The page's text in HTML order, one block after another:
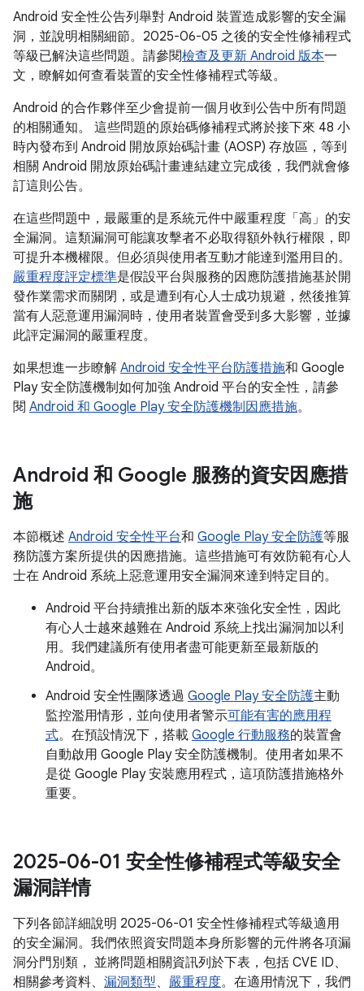
Android 安全性公告列舉對 Android 裝置造成影響的安全漏
洞，並說明相關細節。2025-06-05 之後的安全性修補程式
等級已解決這些問題。請參閱檢查及更新 Android 版本一
文，瞭解如何查看裝置的安全性修補程式等級。
Android 的合作夥伴至少會提前一個月收到公告中所有問題
的相關通知。 這些問題的原始碼修補程式將於接下來 48 小
時內發布到 Android 開放原始碼計畫 (AOSP) 存放區，等到
相關 Android 開放原始碼計畫連結建立完成後，我們就會修
訂這則公告。
在這些問題中，最嚴重的是系統元件中嚴重程度「高」的安
全漏洞。這類漏洞可能讓攻擊者不必取得額外執行權限，即
可提升本機權限。但必須與使用者互動才能達到濫用目的。
嚴重程度評定標準是假設平台與服務的因應防護措施基於開
發作業需求而關閉，或是遭到有心人士成功規避，然後推算
當有人惡意運用漏洞時，使用者裝置會受到多大影響，並據
此評定漏洞的嚴重程度。
如果想進一步瞭解 Android 安全性平台防護措施和 Google
Play 安全防護機制如何加強 Android 平台的安全性，請參
閱 Android 和 Google Play 安全防護機制因應措施。
Android 和 Google 服務的資安因應措
施
本節概述 Android 安全性平台和 Google Play 安全防護等服
務防護方案所提供的因應措施。這些措施可有效防範有心人
士在 Android 系統上惡意運用安全漏洞來達到特定目的。
Android 平台持續推出新的版本來強化安全性，因此
有心人士越來越難在 Android 系統上找出漏洞加以利
用。我們建議所有使用者盡可能更新至最新版的
Android。
Android 安全性團隊透過 Google Play 安全防護主動
監控濫用情形，並向使用者警示可能有害的應用程
式。在預設情況下，搭載 Google 行動服務的裝置會
自動啟用 Google Play 安全防護機制。使用者如果不
是從 Google Play 安裝應用程式，這項防護措施格外
重要。
2025-06-01 安全性修補程式等級安全
漏洞詳情
下列各節詳細說明 2025-06-01 安全性修補程式等級適用
的安全漏洞。我們依照資安問題本身所影響的元件將各項漏
洞分門別類， 並將問題相關資訊列於下表，包括 CVE ID、
相關參考資料、 漏洞類型、 嚴重程度。在適用情況下，我們